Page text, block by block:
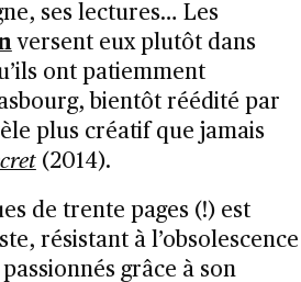
ses lectures… Les
versent eux plutôt dans
ont patiemment
bientôt réédité par
plus créatif que jamais
(2014).
de trente pages (!) est
résistant à l’obsolescence
grâce à son